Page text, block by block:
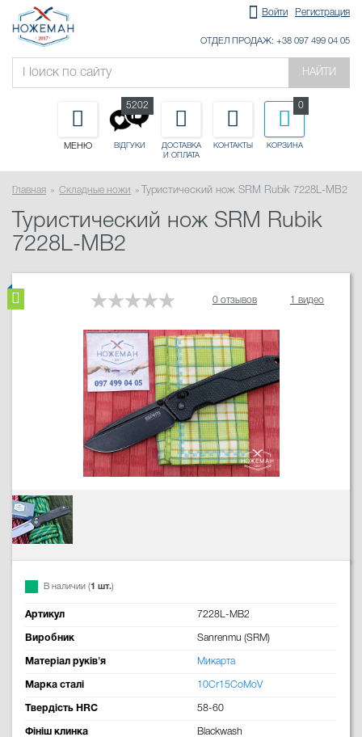
Войти Регистрация
ОТДЕЛ ПРОДАЖ: +38 097 499 04 05
НАЙТИ
МЕНЮ ВІДГУКИ
5202
ДОСТАВКА
И ОПЛАТА
КОНТАКТЫ КОРЗИНА
0
Главная Складные ножи Туристический нож SRM Rubik 7228L-MB2
Туристический нож SRM Rubik
7228L-MB2
0 отзывов 1 видео
В наличии (1 шт.)
Артикул 7228L-MB2
Виробник Sanrenmu (SRM)
Матеріал руків'я Микарта
Марка сталі 10Cr15CoMoV
Твердість HRC 58-60
Фініш клинка Blackwash